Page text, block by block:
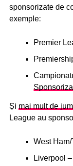
sponsorizate de
exemple:
Premier
Și mai mult de
League au
West
Liverpool